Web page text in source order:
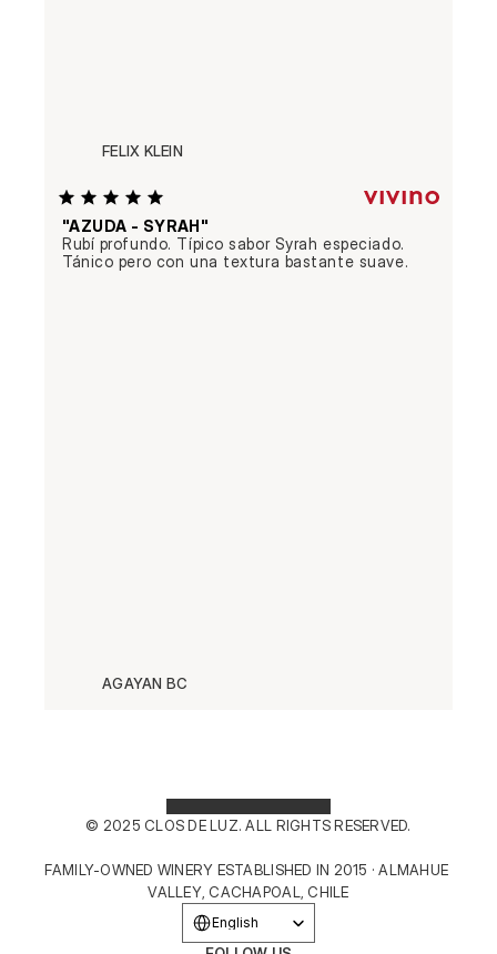
FELIX KLEIN
"AZUDA - SYRAH"
Rubí profundo. Típico sabor Syrah especiado.
Tánico pero con una textura bastante suave.
AGAYAN BC
© 2025 CLOS DE LUZ. ALL RIGHTS RESERVED.
FAMILY-OWNED WINERY ESTABLISHED IN 2015 · ALMAHUE
VALLEY, CACHAPOAL, CHILE
English